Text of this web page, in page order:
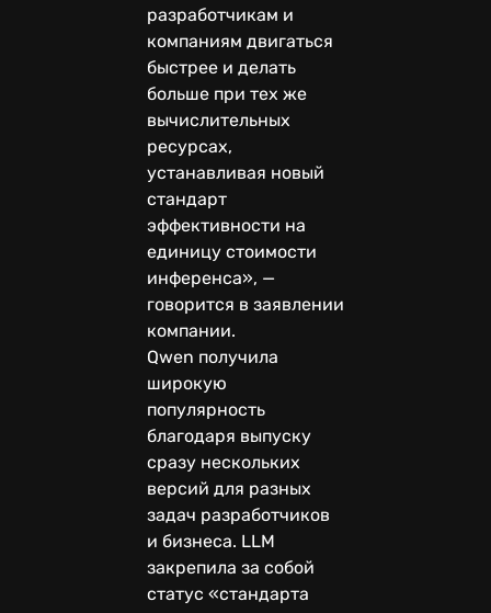
разработчикам и
компаниям двигаться
быстрее и делать
больше при тех же
вычислительных
ресурсах,
устанавливая новый
стандарт
эффективности на
единицу стоимости
инференса», —
говорится в заявлении
компании.
Qwen получила
широкую
популярность
благодаря выпуску
сразу нескольких
версий для разных
задач разработчиков
и бизнеса. LLM
закрепила за собой
статус «стандарта